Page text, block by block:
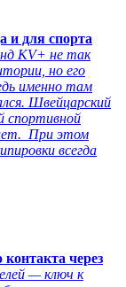
и для спорта
KV+ не так
но его
именно там
Швейцарский
спортивной
При этом
всегда
через
— ключ к